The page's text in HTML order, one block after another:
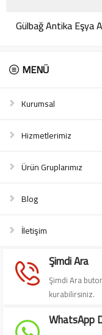
Gülbağ Antika Eşya
MENÜ
Kurumsal
Hizmetlerimiz
Ürün Gruplarımız
Blog
İletişim
Şimdi Ara
Şimdi Ara
kurabilirsiniz.
WhatsApp